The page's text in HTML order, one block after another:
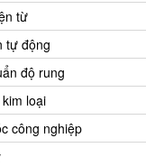
từ
tự động
độ rung
loại
công nghiệp